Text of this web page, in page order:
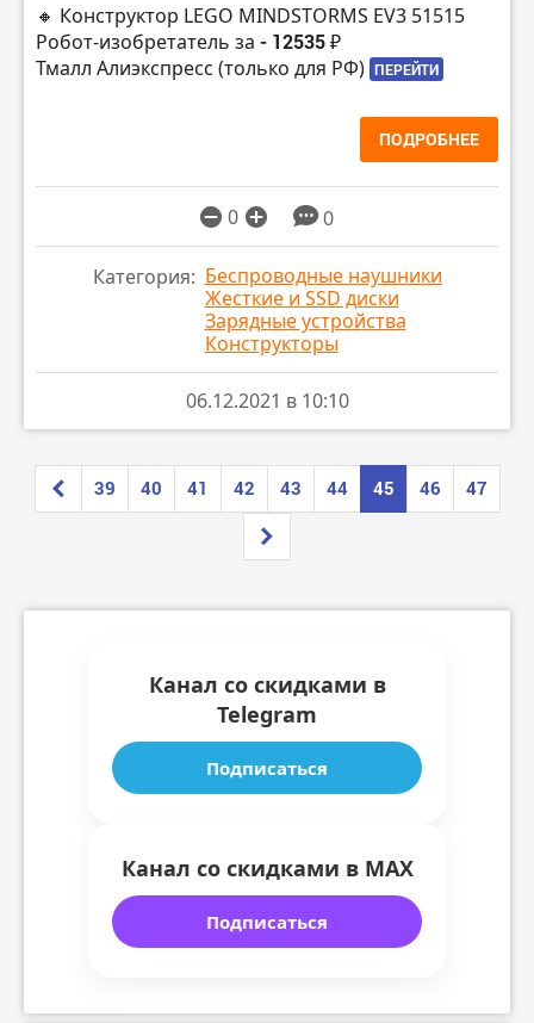
🔸 Конструктор LEGO MINDSTORMS EV3 51515
Робот-изобретатель за - 12535 ₽
Тмалл Алиэкспресс (только для РФ) ПЕРЕЙТИ
ПОДРОБНЕЕ
0 0
Категория: Беспроводные наушники
Жесткие и SSD диски
Зарядные устройства
Конструкторы
06.12.2021 в 10:10
39 40 41 42 43 44 45 46 47
Канал со скидками в
Telegram
Подписаться
Канал со скидками в MAX
Подписаться